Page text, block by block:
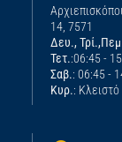
14, 7571
Δευ.,
Τετ.:06:45 -
Σαβ.: 06:45 -
Κυρ.: Κλειστό